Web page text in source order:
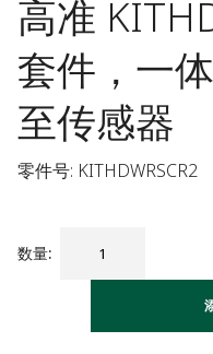
高准
套件，一
至传感器
零件号: KITHDWRSCR2
数量: